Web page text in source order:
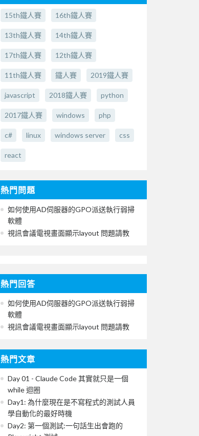
15th鐵人賽 16th鐵人賽
13th鐵人賽 14th鐵人賽
17th鐵人賽 12th鐵人賽
11th鐵人賽 鐵人賽 2019鐵人賽
javascript 2018鐵人賽 python
2017鐵人賽 windows php
c# linux windows server css
react
熱門問題
如何使用AD伺服器的GPO派送執行弱掃
軟體
視訊會議電視畫面顯示layout 問題請教
熱門回答
如何使用AD伺服器的GPO派送執行弱掃
軟體
視訊會議電視畫面顯示layout 問題請教
熱門文章
Day 01 - Claude Code 其實就只是一個
while 迴圈
Day1: 為什麼現在是不寫程式的測試人員
學自動化的最好時機
Day2: 第一個測試:一句話生出會跑的